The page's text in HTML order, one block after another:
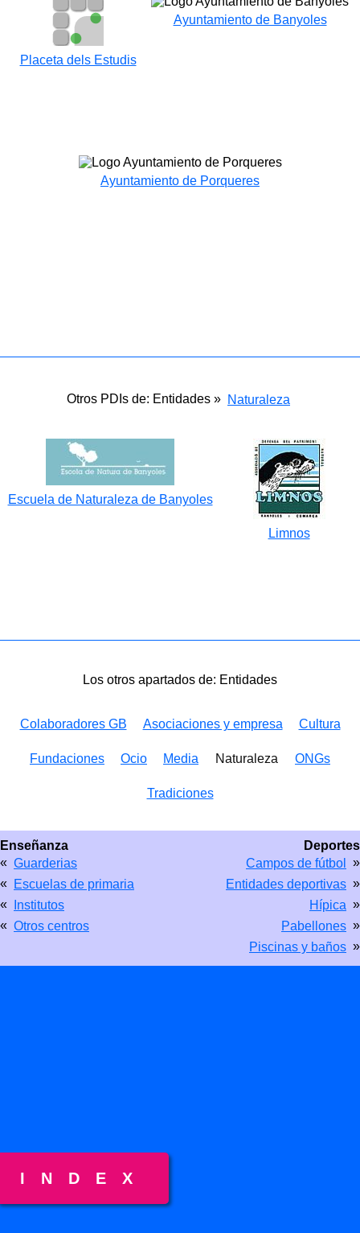
Placeta dels Estudis
Ayuntamiento de Banyoles
Ayuntamiento de Porqueres
Otros PDIs de: Entidades » Naturaleza
Escuela de Naturaleza de Banyoles
Limnos
Los otros apartados de: Entidades
Colaboradores GB Asociaciones y empresa Cultura
Fundaciones Ocio Media Naturaleza ONGs
Tradiciones
Deportes
Campos de fútbol
»
Entidades deportivas »
Hípica »
Pabellones »
Piscinas y baños »
Enseñanza
« Guarderias
« Escuelas de primaria
«
Institutos
« Otros centros
INDEX